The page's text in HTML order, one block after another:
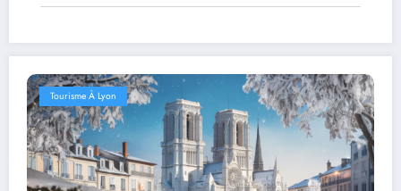
Tourisme À Lyon